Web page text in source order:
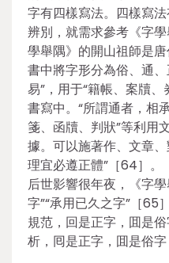
字有四樣寫法。四樣寫
辨別，就需求參考《字
學舉隅》的開山祖師是
書中將字形分為俗、通
易”，用于“籍帳、案牘
書寫中。“所謂通者，相
箋、函牘、判狀”等利用
據。可以施著作、文章
理宜必遵正體”［64］。
后世影響很年夜，《字
字”“承用已久之字”［65
規范，回是正字，囬是
析，囘是正字，囬是俗字